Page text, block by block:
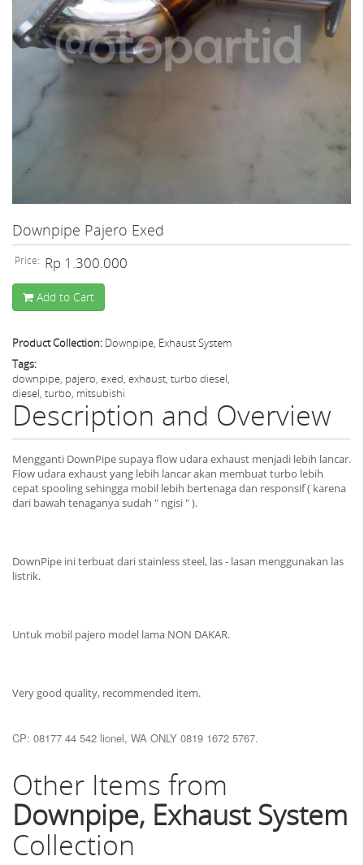
Downpipe Pajero Exed
Price: Rp 1.300.000
Add to Cart
Product Collection: Downpipe, Exhaust System
Tags:
downpipe, pajero, exed, exhaust, turbo diesel,
diesel, turbo, mitsubishi
Description and Overview
Mengganti DownPipe supaya flow udara exhaust menjadi lebih lancar.
Flow udara exhaust yang lebih lancar akan membuat turbo lebih
cepat spooling sehingga mobil lebih bertenaga dan responsif ( karena
dari bawah tenaganya sudah " ngisi " ).
DownPipe ini terbuat dari stainless steel, las - lasan menggunakan las
listrik.
Untuk mobil pajero model lama NON DAKAR.
Very good quality, recommended item.
CP: 08177 44 542 lionel, WA ONLY 0819 1672 5767.
Other Items from
Downpipe, Exhaust System
Collection